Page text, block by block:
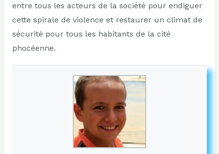
entre tous les acteurs de la société pour endiguer
cette spirale de violence et restaurer un climat de
sécurité pour tous les habitants de la cité
phocéenne.